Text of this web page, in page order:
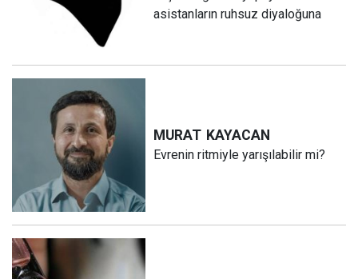
asistanların ruhsuz diyaloğuna
MURAT KAYACAN
Evrenin ritmiyle yarışılabilir mi?